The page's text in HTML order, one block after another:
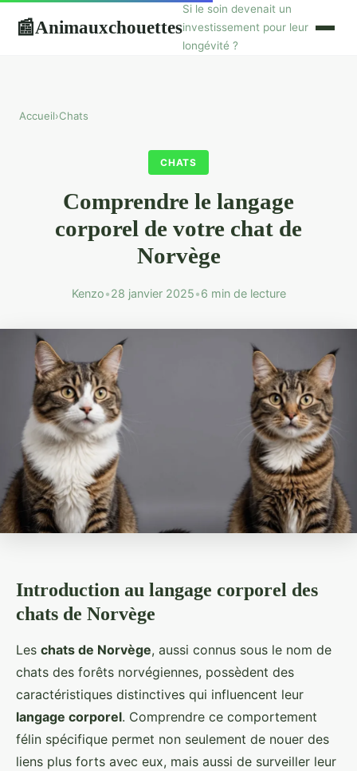
📰Animauxchouettes
Si le soin devenait un
investissement pour leur
longévité ?
Accueil›Chats
CHATS
Comprendre le langage
corporel de votre chat de
Norvège
Kenzo•28 janvier 2025•6 min de lecture
Introduction au langage corporel des
chats de Norvège
Les chats de Norvège, aussi connus sous le nom de
chats des forêts norvégiennes, possèdent des
caractéristiques distinctives qui influencent leur
langage corporel. Comprendre ce comportement
félin spécifique permet non seulement de nouer des
liens plus forts avec eux, mais aussi de surveiller leur